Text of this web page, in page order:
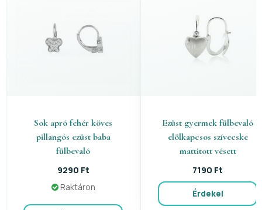
Sok apró fehér köves
pillangós ezüst baba
fülbevaló
9290 Ft
Raktáron
Ezüst gyermek fülbevaló
elölkapcsos szívecske
mattitott vésett
7190 Ft
Érdekel